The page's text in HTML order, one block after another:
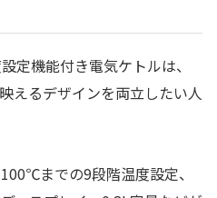
定機能付き電気ケトルは、
えるデザインを両立したい人
までの9段階温度設定、